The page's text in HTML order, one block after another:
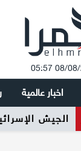
اخبار عالمية
الجيش